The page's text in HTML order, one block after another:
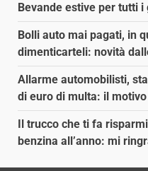
Bevande estive per tutti
Bolli auto mai pagati, in
dimenticarteli: novità
Allarme automobilisti,
di euro di multa: il
Il trucco che ti fa
benzina all’anno: mi